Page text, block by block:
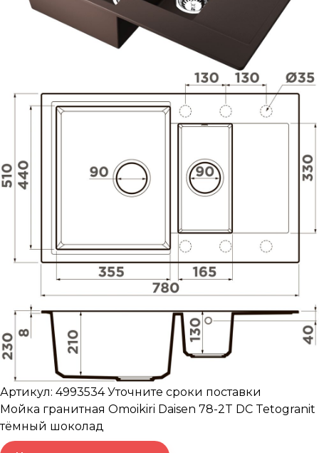
Артикул: 4993534 Уточните сроки поставки
Мойка гранитная Omoikiri Daisen 78-2T DC Tetogranit
тёмный шоколад